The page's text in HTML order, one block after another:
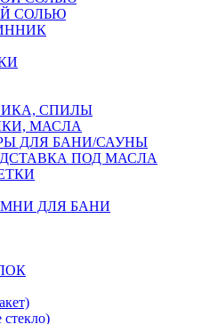
СОЛЬЮ
СПИЛЫ
МАСЛА
ДЛЯ БАНИ/САУНЫ
ПОД МАСЛА
ДЛЯ БАНИ